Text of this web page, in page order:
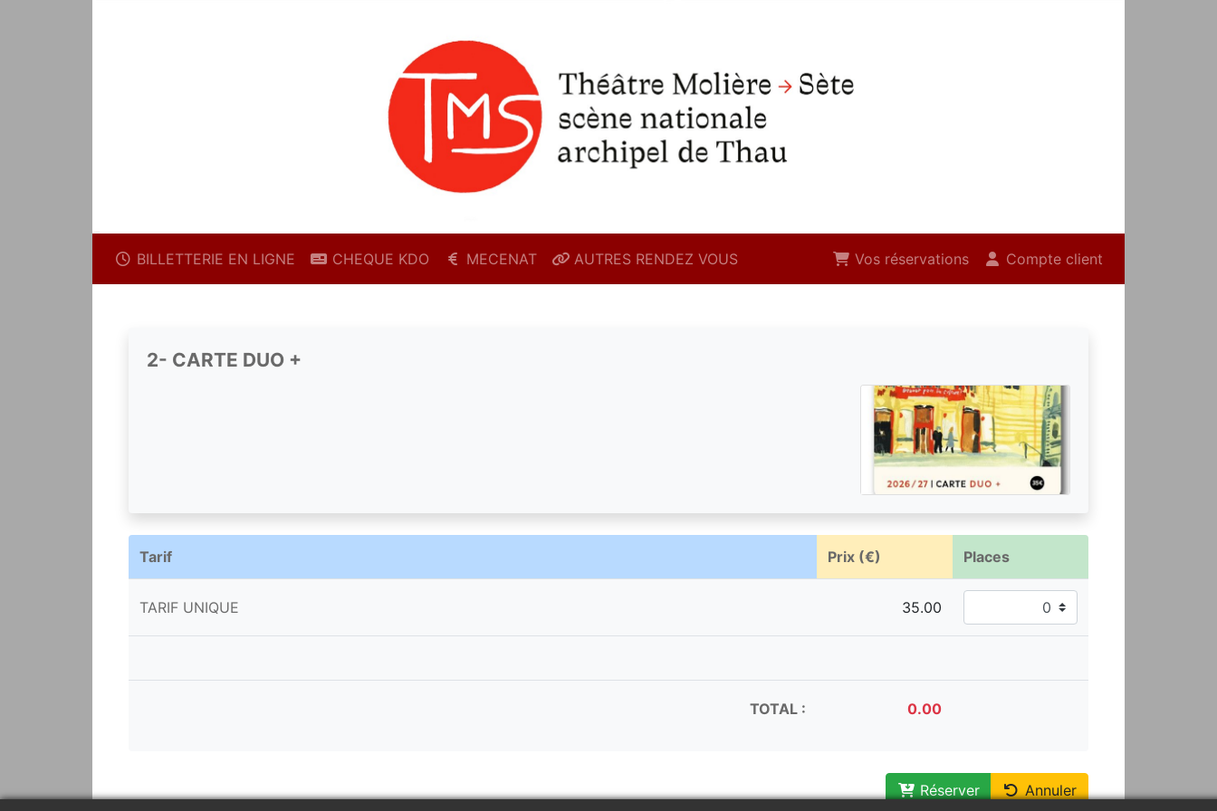
BILLETTERIE EN LIGNE CHEQUE KDO MECENAT AUTRES RENDEZ VOUS Vos réservations Compte client
2- CARTE DUO +
Tarif Prix (€) Places
TARIF UNIQUE
TOTAL :
Réserver Annuler